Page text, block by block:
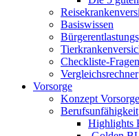
Basiswissen
Checkliste-
Vergleichsrechner
Vorsorge
Konzept Vorsorge
Berufsunfähigkeit
Highlights